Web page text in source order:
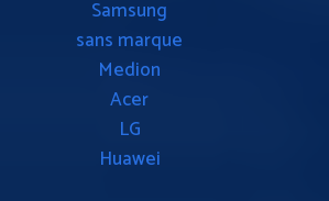
Samsung
sans marque
Medion
Acer
LG
Huawei